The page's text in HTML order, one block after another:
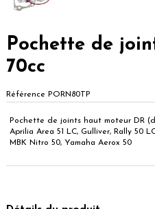
Pochette de
70cc
Référence PORN80TP
Pochette de joints haut moteur DR
Aprilia Area 51 LC, Gulliver, Rally 50
MBK Nitro 50, Yamaha Aerox 50